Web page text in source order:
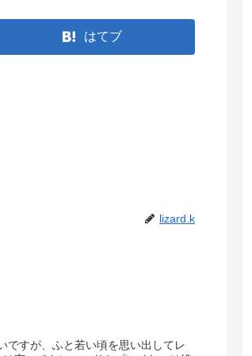
はてブ
lizard.k
ですが、ふと若い頃を思い出してレ